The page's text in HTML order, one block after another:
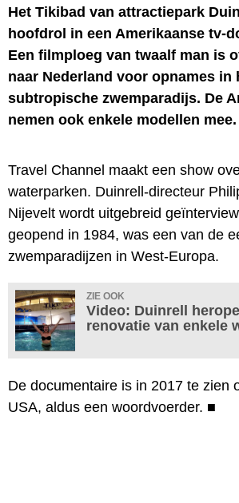
Het Tikibad van attractiepark
hoofdrol in een Amerikaanse tv-
Een filmploeg van twaalf man is
naar Nederland voor opnames in
subtropische zwemparadijs. De
nemen ook enkele modellen mee.
Travel Channel maakt een show
waterparken. Duinrell-directeur
Nijevelt wordt uitgebreid
geopend in 1984, was een van de
zwemparadijzen in West-Europa.
ZIE OOK
Video: Duinrell
renovatie van enkele
De documentaire is in 2017 te zien
USA, aldus een woordvoerder. ■